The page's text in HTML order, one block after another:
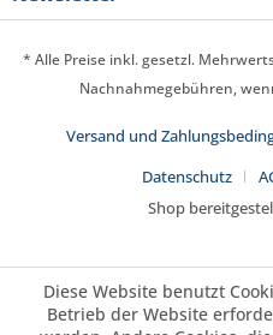
* Alle Preise inkl. gesetzl.
Nachnahmegebühren,
Versand und
Datenschutz
Shop
Diese Website benutzt
Betrieb der Website